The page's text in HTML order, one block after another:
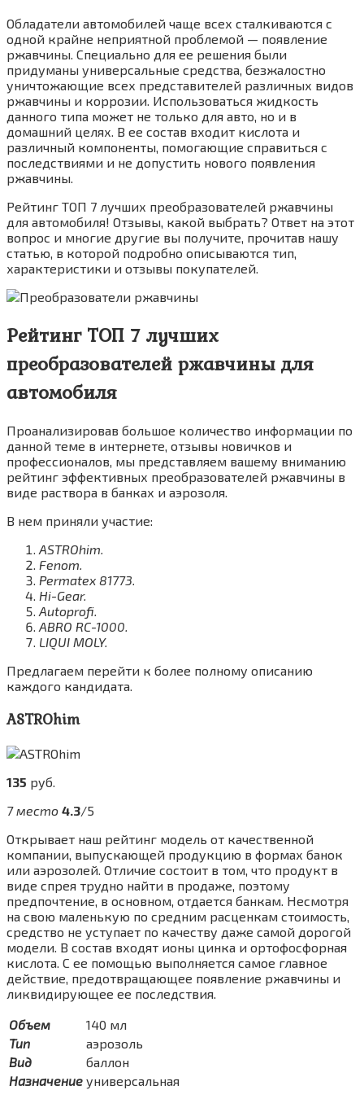
Обладатели автомобилей чаще всех сталкиваются с
одной крайне неприятной проблемой — появление
ржавчины. Специально для ее решения были
придуманы универсальные средства, безжалостно
уничтожающие всех представителей различных видов
ржавчины и коррозии. Использоваться жидкость
данного типа может не только для авто, но и в
домашний целях. В ее состав входит кислота и
различный компоненты, помогающие справиться с
последствиями и не допустить нового появления
ржавчины.
Рейтинг ТОП 7 лучших преобразователей ржавчины
для автомобиля! Отзывы, какой выбрать? Ответ на этот
вопрос и многие другие вы получите, прочитав нашу
статью, в которой подробно описываются тип,
характеристики и отзывы покупателей.
Рейтинг ТОП 7 лучших
преобразователей ржавчины для
автомобиля
Проанализировав большое количество информации по
данной теме в интернете, отзывы новичков и
профессионалов, мы представляем вашему вниманию
рейтинг эффективных преобразователей ржавчины в
виде раствора в банках и аэрозоля.
В нем приняли участие:
ASTROhim.
Fenom.
Permatex 81773.
Hi-Gear.
Autoprofi.
ABRO RC-1000.
LIQUI MOLY.
Предлагаем перейти к более полному описанию
каждого кандидата.
ASTROhim
135 руб.
7 место 4.3/5
Открывает наш рейтинг модель от качественной
компании, выпускающей продукцию в формах банок
или аэрозолей. Отличие состоит в том, что продукт в
виде спрея трудно найти в продаже, поэтому
предпочтение, в основном, отдается банкам. Несмотря
на свою маленькую по средним расценкам стоимость,
средство не уступает по качеству даже самой дорогой
модели. В состав входят ионы цинка и ортофосфорная
кислота. С ее помощью выполняется самое главное
действие, предотвращающее появление ржавчины и
ликвидирующее ее последствия.
Объем
140 мл
Тип
аэрозоль
Вид
баллон
Назначение универсальная